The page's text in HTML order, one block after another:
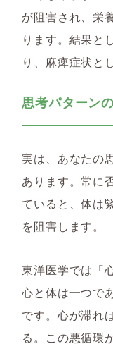
が阻害され、栄
ります。結果と
り、麻痺症状と
思考パターン
実は、あなたの
あります。常に
ていると、体は
を阻害します。
東洋医学では「
心と体は一つで
です。心が滞れ
る。この悪循環